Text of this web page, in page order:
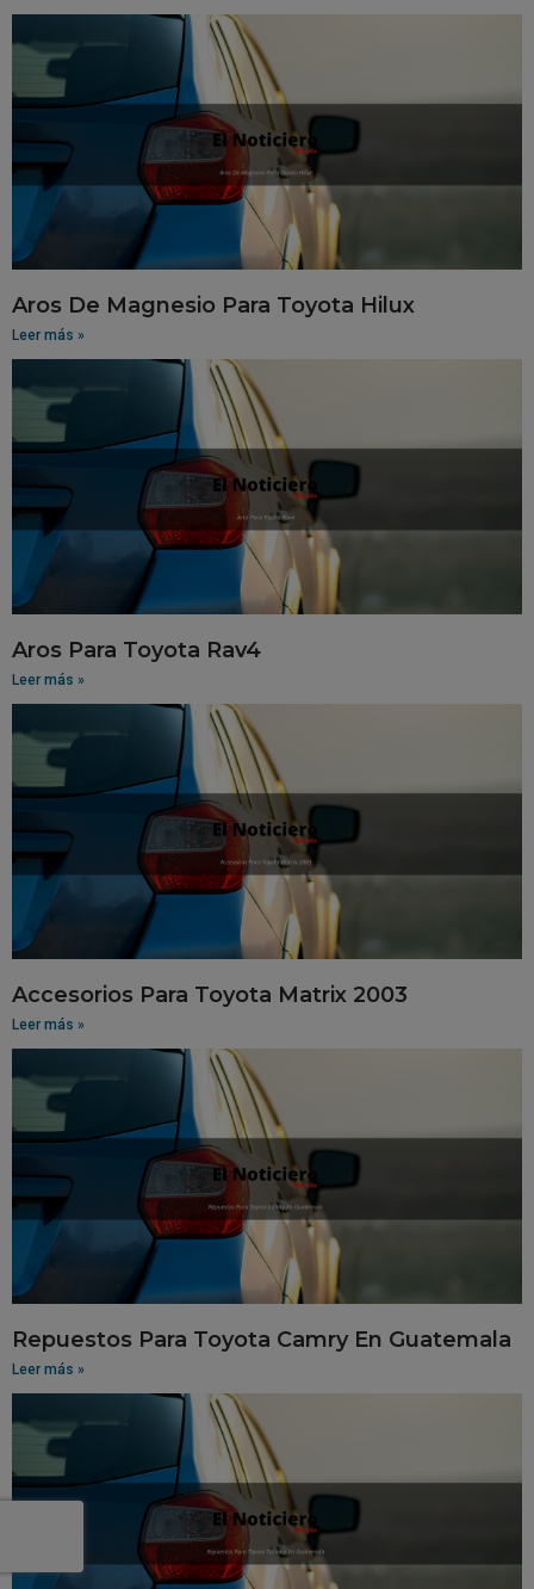
Aros De Magnesio Para Toyota Hilux
Leer más »
Aros Para Toyota Rav4
Leer más »
Accesorios Para Toyota Matrix 2003
Leer más »
Repuestos Para Toyota Camry En Guatemala
Leer más »